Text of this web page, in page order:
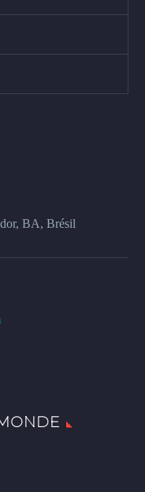
BA, Brésil